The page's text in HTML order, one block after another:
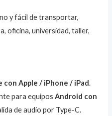
y fácil de transportar,
oficina, universidad, taller,
con Apple / iPhone / iPad.
para equiposAndroid con
de audio por Type-C.